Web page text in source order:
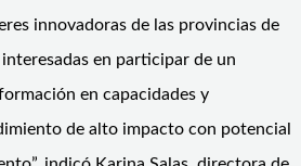
innovadoras de las provincias de
en participar de un
en capacidades y
de alto impacto con potencial